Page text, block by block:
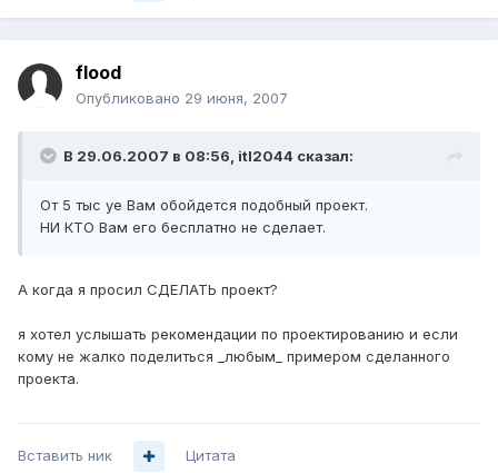
flood
Опубликовано 29 июня, 2007
В 29.06.2007 в 08:56, itl2044 сказал:
От 5 тыс уе Вам обойдется подобный проект.
НИ КТО Вам его бесплатно не сделает.
А когда я просил СДЕЛАТЬ проект?
я хотел услышать рекомендации по проектированию и если
кому не жалко поделиться _любым_ примером сделанного
проекта.
Вставить ник Цитата